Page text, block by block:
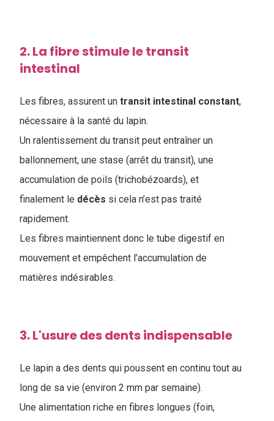
2. La fibre stimule le transit
intestinal
Les fibres, assurent un transit intestinal constant,
nécessaire à la santé du lapin.
Un ralentissement du transit peut entraîner un
ballonnement, une stase (arrêt du transit), une
accumulation de poils (trichobézoards), et
finalement le décès si cela n’est pas traité
rapidement.
Les fibres maintiennent donc le tube digestif en
mouvement et empêchent l’accumulation de
matières indésirables.
3. L'usure des dents indispensable
Le lapin a des dents qui poussent en continu tout au
long de sa vie (environ 2 mm par semaine).
Une alimentation riche en fibres longues (foin,